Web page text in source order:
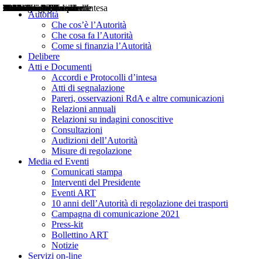
Autorità
Che cos’è l’Autorità
Che cosa fa l’Autorità
Come si finanzia l’Autorità
Delibere
Atti e Documenti
Accordi e Protocolli d’intesa
Atti di segnalazione
Pareri, osservazioni RdA e altre comunicazioni
Relazioni annuali
Relazioni su indagini conoscitive
Consultazioni
Audizioni dell’Autorità
Misure di regolazione
Media ed Eventi
Comunicati stampa
Interventi del Presidente
Eventi ART
10 anni dell’Autorità di regolazione dei trasporti
Campagna di comunicazione 2021
Press-kit
Bollettino ART
Notizie
Servizi on-line
Delibere
Pareri
Consultazioni
Audizioni
Atti di Segnalazione
Accordi e Protocolli d'Intesa
Relazioni annuali
Misure di regolazione
Notizie
Comunicati Stampa
Bollettini ART
Convegni ART
Interviste del Presidente
Articoli in primo piano
Interventi del Presidente
2004
2005
2010
2013
2014
2015
2016
2017
2018
2019
202
2020
2021
2022
2023
2024
2025
2026
Aereo
Marittimo
Terrestre